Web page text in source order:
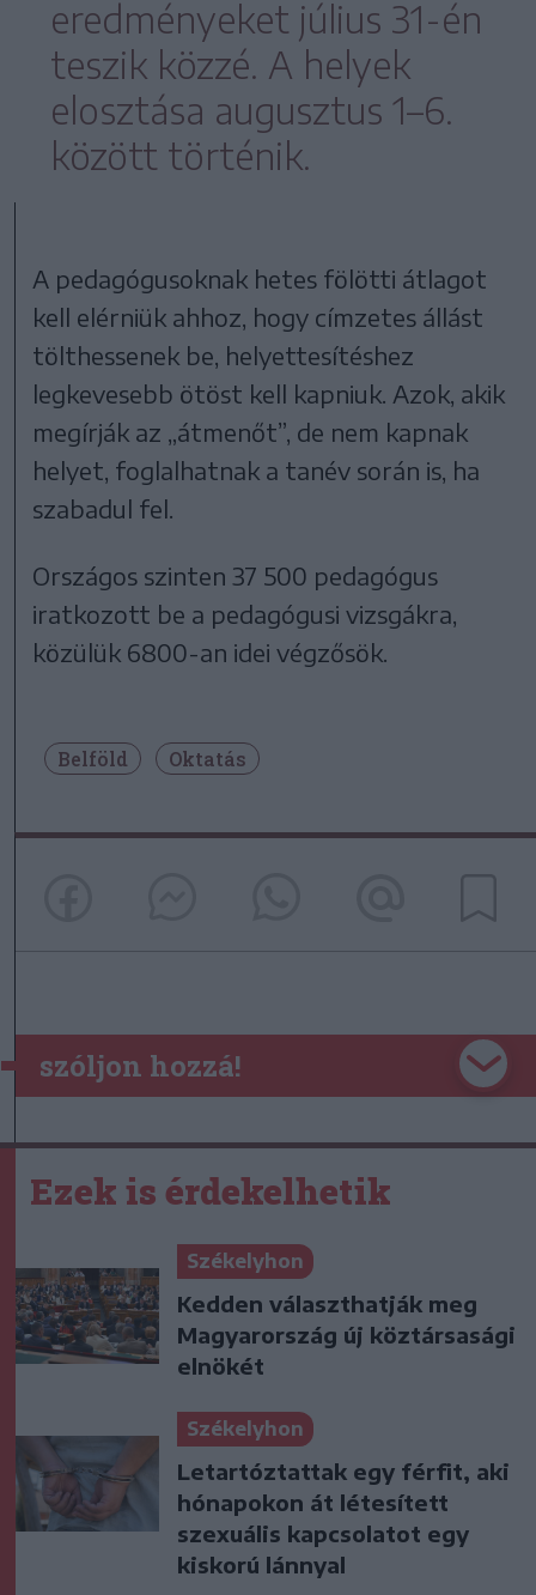
eredményeket július 31-én
teszik közzé. A helyek
elosztása augusztus 1–6.
között történik.
A pedagógusoknak hetes fölötti átlagot
kell elérniük ahhoz, hogy címzetes állást
tölthessenek be, helyettesítéshez
legkevesebb ötöst kell kapniuk. Azok, akik
megírják az „átmenőt”, de nem kapnak
helyet, foglalhatnak a tanév során is, ha
szabadul fel.
Országos szinten 37 500 pedagógus
iratkozott be a pedagógusi vizsgákra,
közülük 6800-an idei végzősök.
Belföld Oktatás
szóljon hozzá!
Ezek is érdekelhetik
Székelyhon
Kedden választhatják meg
Magyarország új köztársasági
elnökét
Székelyhon
Letartóztattak egy férfit, aki
hónapokon át létesített
szexuális kapcsolatot egy
kiskorú lánnyal